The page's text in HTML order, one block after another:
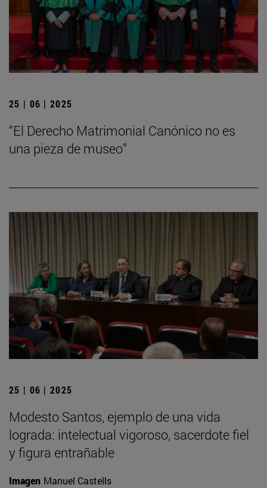
25 | 06 | 2025
“El Derecho Matrimonial Canónico no es
una pieza de museo”
25 | 06 | 2025
Modesto Santos, ejemplo de una vida
lograda: intelectual vigoroso, sacerdote fiel
y figura entrañable
Imagen Manuel Castells